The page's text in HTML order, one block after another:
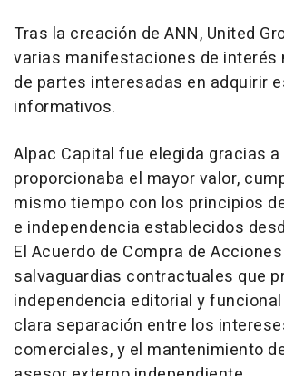
Tras la creación de ANN, United
varias manifestaciones de interés
de partes interesadas en adquirir
informativos.
Alpac Capital fue elegida gracias a
proporcionaba el mayor valor,
mismo tiempo con los principios
e independencia establecidos
El Acuerdo de Compra de
salvaguardias contractuales que
independencia editorial y funcional
clara separación entre los
comerciales, y el mantenimiento